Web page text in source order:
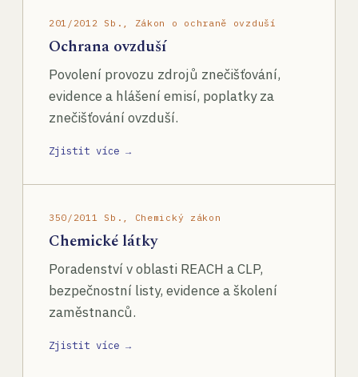
201/2012 Sb., Zákon o ochraně ovzduší
Ochrana ovzduší
Povolení provozu zdrojů znečišťování,
evidence a hlášení emisí, poplatky za
znečišťování ovzduší.
Zjistit více →
350/2011 Sb., Chemický zákon
Chemické látky
Poradenství v oblasti REACH a CLP,
bezpečnostní listy, evidence a školení
zaměstnanců.
Zjistit více →